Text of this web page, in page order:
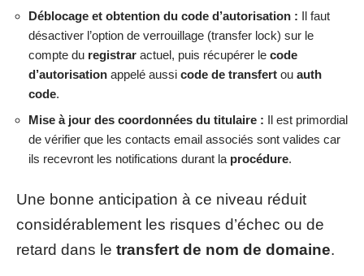
Déblocage et obtention du code d’autorisation : Il faut
désactiver l’option de verrouillage (transfer lock) sur le
compte du registrar actuel, puis récupérer le code
d’autorisation appelé aussi code de transfert ou auth
code.
Mise à jour des coordonnées du titulaire : Il est primordial
de vérifier que les contacts email associés sont valides car
ils recevront les notifications durant la procédure.
Une bonne anticipation à ce niveau réduit
considérablement les risques d’échec ou de
retard dans le transfert de nom de domaine.